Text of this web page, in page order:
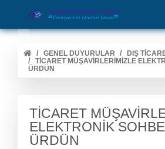
GENEL DUYURULAR
DIŞ
TİCARET MÜŞAVİRLERİMİZLE
ÜRDÜN
TİCARET
ELEKTRONİK
ÜRDÜN